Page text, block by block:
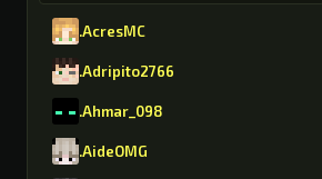
.AcresMC
.Adripito2766
.Ahmar_098
.AideOMG